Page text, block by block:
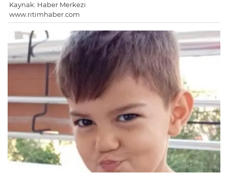
Kaynak: Haber Merkezi
www.ritimhaber.com